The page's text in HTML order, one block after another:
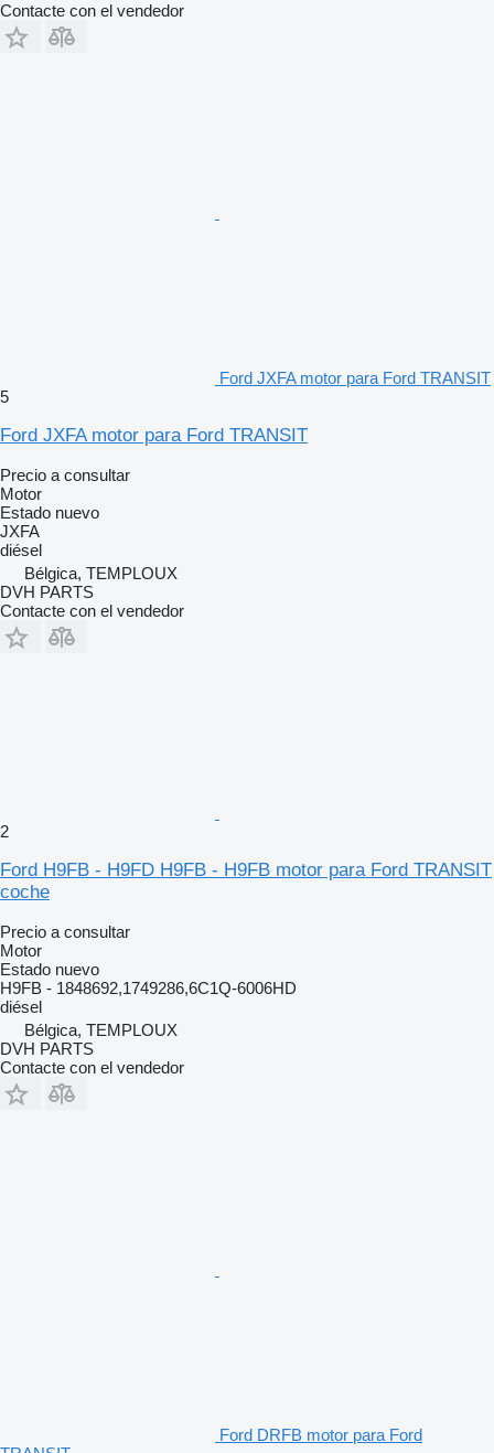
Contacte con el vendedor
Ford JXFA motor para Ford TRANSIT
5
Ford JXFA motor para Ford TRANSIT
Precio a consultar
Motor
Estado nuevo
JXFA
diésel
Bélgica, TEMPLOUX
DVH PARTS
Contacte con el vendedor
2
Ford H9FB - H9FD H9FB - H9FB motor para Ford TRANSIT
coche
Precio a consultar
Motor
Estado nuevo
H9FB - 1848692,1749286,6C1Q-6006HD
diésel
Bélgica, TEMPLOUX
DVH PARTS
Contacte con el vendedor
Ford DRFB motor para Ford